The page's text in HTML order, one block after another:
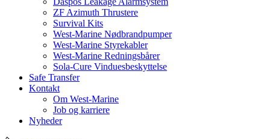
ZF Azimuth Thrustere
Survival Kits
West-Marine Nødbrandpumper
West-Marine Styrekabler
West-Marine Redningsbårer
Sola-Cure Vinduesbeskyttelse
Safe Transfer
Kontakt
Om West-Marine
Job og karriere
Nyheder